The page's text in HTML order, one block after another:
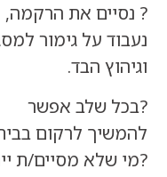
את הרקמה,
על גימור למסגרת
הבד.
שלב אפשר
לרקום בבית.
מסיים/ת יינתנו